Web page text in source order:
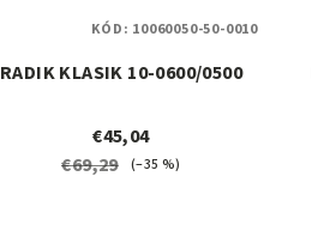
RADIK KLASIK 10-0600/0500
€45,04
€69,29
(–35 %)
KÓD: 10060050-50-0010